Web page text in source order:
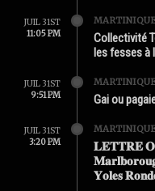
JUIL 31ST
11:05 PM
Collectivité
les fesses à
JUIL 31ST
9:51 PM
Gai ou
JUIL 31ST
3:20 PM
𝐋𝐄𝐓𝐓𝐑𝐄
𝐘𝐨𝐥𝐞𝐬